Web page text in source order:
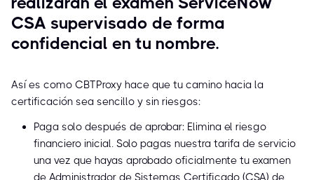
CSA supervisado de forma
confidencial en tu nombre.
Así es como CBTProxy hace que tu camino hacia la
certificación sea sencillo y sin riesgos:
Paga solo después de aprobar: Elimina el riesgo
financiero inicial. Solo pagas nuestra tarifa de servicio
una vez que hayas aprobado oficialmente tu examen
de Administrador de Sistemas Certificado (CSA) de